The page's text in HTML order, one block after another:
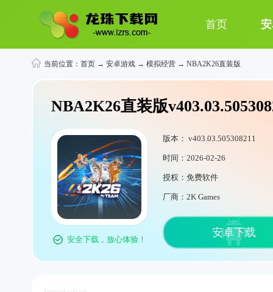
首页
当前位置： 首页 → 安卓游戏 → 模拟经营 → NBA2K26直装版
NBA2K26直装版
安全下载，放心体验！
版本： v403.03.505308211
时间：2026-02-26
授权：免费软件
厂商：2K Games
安卓下载